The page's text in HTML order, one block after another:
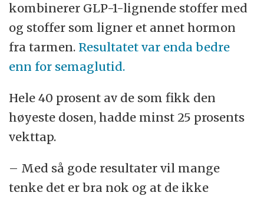
kombinerer GLP-1-lignende stoffer med
og stoffer som ligner et annet hormon
fra tarmen. Resultatet var enda bedre
enn for semaglutid.
Hele 40 prosent av de som fikk den
høyeste dosen, hadde minst 25 prosents
vekttap.
– Med så gode resultater vil mange
tenke det er bra nok og at de ikke